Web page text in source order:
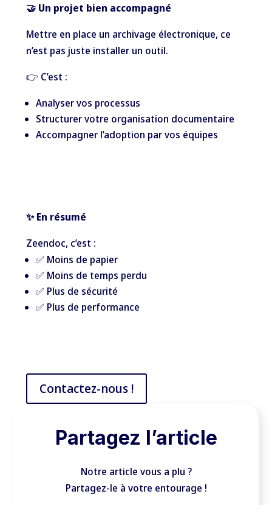
🤝 Un projet bien accompagné
Mettre en place un archivage électronique, ce
n’est pas juste installer un outil.
👉 C’est :
Analyser vos processus
Structurer votre organisation documentaire
Accompagner l’adoption par vos équipes
✨ En résumé
Zeendoc, c’est :
✅ Moins de papier
✅ Moins de temps perdu
✅ Plus de sécurité
✅ Plus de performance
Contactez-nous !
Partagez l’article
Notre article vous a plu ?
Partagez-le à votre entourage !